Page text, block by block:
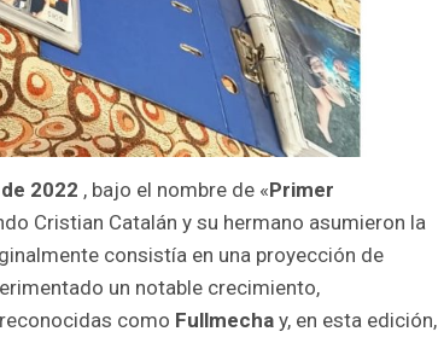
2022 , bajo el nombre de «Primer
Cristian Catalán y su hermano asumieron la
consistía en una proyección de
un notable crecimiento,
como Fullmecha y, en esta edición,